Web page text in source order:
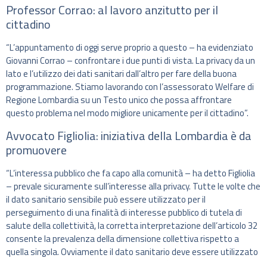
Professor Corrao: al lavoro anzitutto per il
cittadino
“L’appuntamento di oggi serve proprio a questo – ha evidenziato
Giovanni Corrao – confrontare i due punti di vista. La privacy da un
lato e l’utilizzo dei dati sanitari dall’altro per fare della buona
programmazione. Stiamo lavorando con l’assessorato Welfare di
Regione Lombardia su un Testo unico che possa affrontare
questo problema nel modo migliore unicamente per il cittadino”.
Avvocato Figliolia: iniziativa della Lombardia è da
promuovere
“L’interessa pubblico che fa capo alla comunità – ha detto Figliolia
– prevale sicuramente sull’interesse alla privacy. Tutte le volte che
il dato sanitario sensibile può essere utilizzato per il
perseguimento di una finalità di interesse pubblico di tutela di
salute della collettività, la corretta interpretazione dell’articolo 32
consente la prevalenza della dimensione collettiva rispetto a
quella singola. Ovviamente il dato sanitario deve essere utilizzato